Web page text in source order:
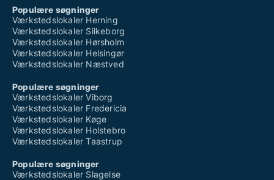
Populære søgninger
Værkstedslokaler Herning
Værkstedslokaler Silkeborg
Værkstedslokaler Hørsholm
Værkstedslokaler Helsingør
Værkstedslokaler Næstved
Populære søgninger
Værkstedslokaler Viborg
Værkstedslokaler Fredericia
Værkstedslokaler Køge
Værkstedslokaler Holstebro
Værkstedslokaler Taastrup
Populære søgninger
Værkstedslokaler Slagelse